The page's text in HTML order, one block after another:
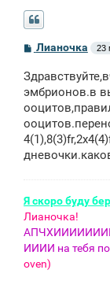
С
о
б
щ
н
и
е
Лианочка 23
эмбрионов.в
Я скоро буду
Лианочка!
ИИИИ на тебя
oven)